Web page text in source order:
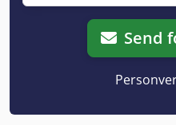
Send